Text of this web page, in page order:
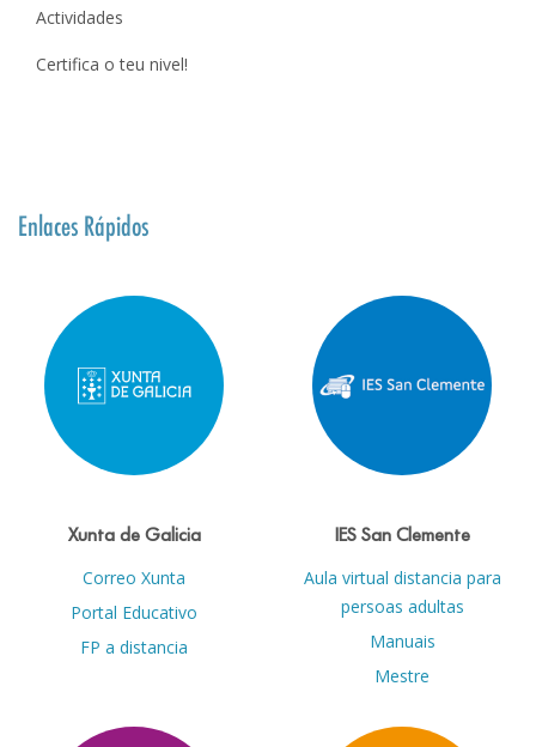
Actividades
Certifica o teu nivel!
Enlaces Rápidos
Xunta de Galicia
Correo Xunta
Portal Educativo
FP a distancia
IES San Clemente
Aula virtual distancia para
persoas adultas
Manuais
Mestre